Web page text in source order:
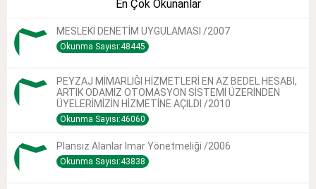
En Çok Okunanlar
MESLEKİ DENETİM UYGULAMASI /2007
Okunma Sayısı:48445
PEYZAJ MİMARLIĞI HİZMETLERİ EN AZ BEDEL HESABI,
ARTIK ODAMIZ OTOMASYON SİSTEMİ ÜZERİNDEN
ÜYELERİMİZİN HİZMETİNE AÇILDI /2010
Okunma Sayısı:46060
Plansız Alanlar Imar Yönetmeliği /2006
Okunma Sayısı:43838